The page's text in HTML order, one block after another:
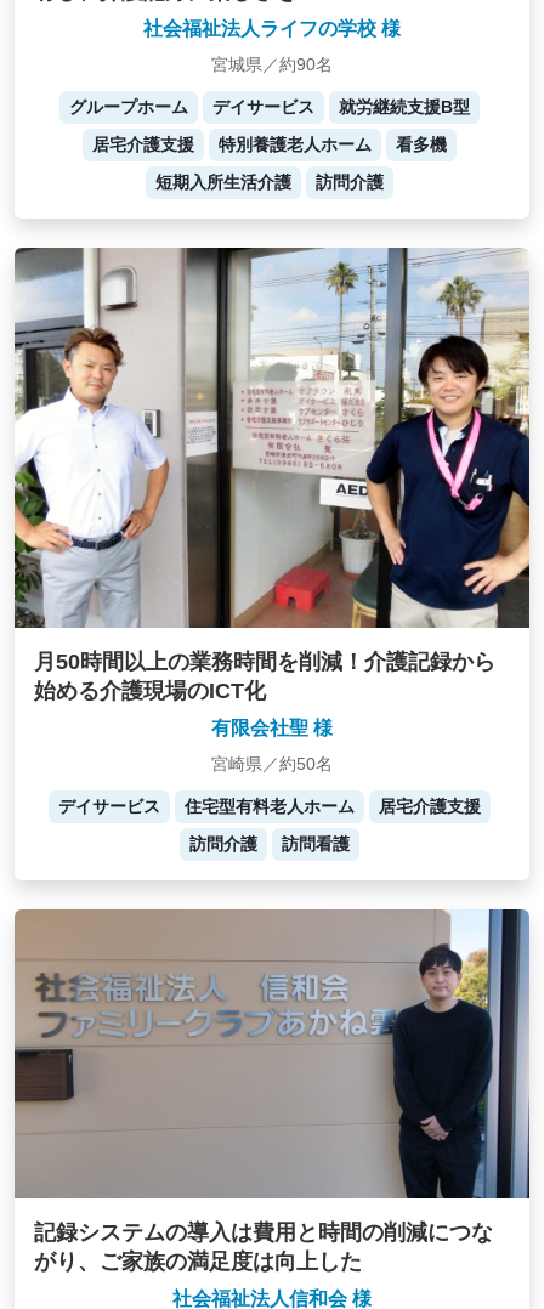
社会福祉法人ライフの学校 様
宮城県／約90名
グループホーム デイサービス
就労継続支援B型
居宅介護支援
特別養護老人ホーム
看多機
短期入所生活介護
訪問介護
月50時間以上の業務時間を削減！介護記録から
始める介護現場のICT化
有限会社聖 様
宮崎県／約50名
デイサービス 住宅型有料老人ホーム
居宅介護支援
訪問介護
訪問看護
記録システムの導入は費用と時間の削減につな
がり、ご家族の満足度は向上した
社会福祉法人信和会 様